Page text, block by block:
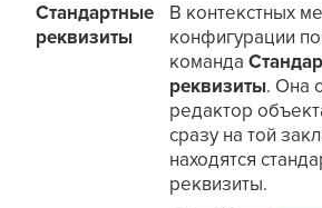
Стандартные
реквизиты
В контекстных
конфигурации
команда
реквизиты. Она
редактор
сразу на той
находятся
реквизиты.